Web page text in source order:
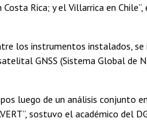
Rica; y el Villarrica en
los instrumentos instalados,
GNSS (Sistema Global de
luego de un análisis conjunto
sostuvo el académico del